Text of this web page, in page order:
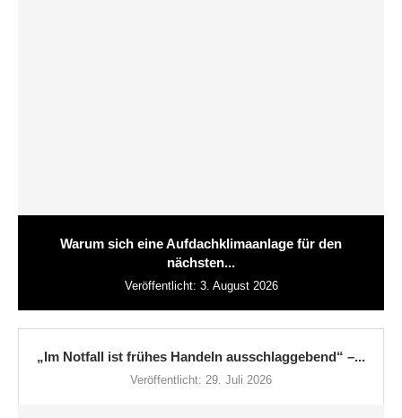
Warum sich eine Aufdachklimaanlage für den
nächsten...
Veröffentlicht: 3. August 2026
„Im Notfall ist frühes Handeln ausschlaggebend“ –...
Veröffentlicht: 29. Juli 2026